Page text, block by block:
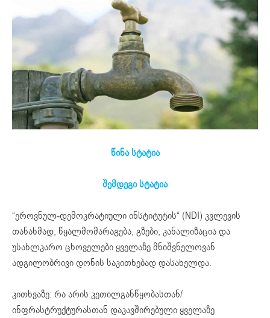
წინა სტატია
შემდეგი სტატია
“ეროვნულ-დემოკრატიული ინსტიტუტის“ (NDI) კვლევის
თანახმად, წყალმომარაგება, გზები, კანალიზაცია და
უსახლკარო ცხოველები ყველაზე მნიშვნელოვან
ადგილობრივი დონის საკითხებად დასახელდა.
კითხვაზე: რა არის კეთილგანწყობასთან/
ინფრასტრუქტურასთან დაკავშირებული ყველაზე